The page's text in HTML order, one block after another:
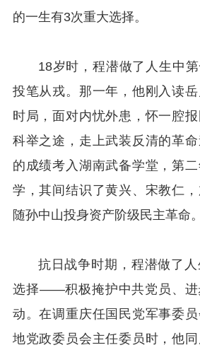
的一生有3次重大选择。
18岁时，程潜做了人生中
投笔从戎。那一年，他刚入读
时局，面对内忧外患，怀一腔
科举之途，走上武装反清的革
的成绩考入湖南武备学堂，第
学，其间结识了黄兴、宋教仁
随孙中山投身资产阶级民主革命。
抗日战争时期，程潜做了
选择——积极掩护中共党员、进
动。在调重庆任国民党军事委
地党政委员会主任委员时，他